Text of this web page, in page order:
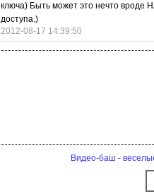
ключа) Быть может это нечто вроде
доступа.)
2012-08-17 14:39:50
Видео-баш -